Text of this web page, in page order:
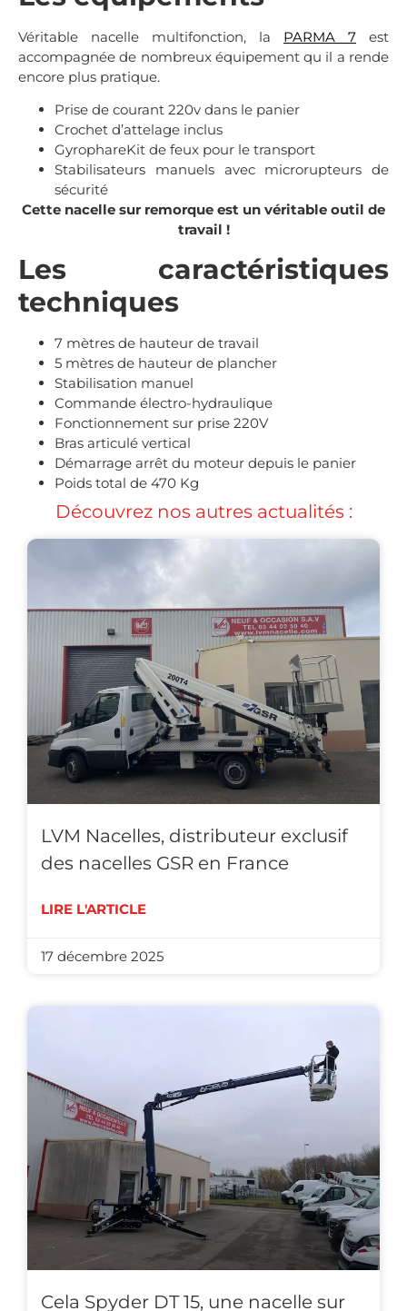
Découvrez nos autres actualités :
LVM Nacelles, distributeur exclusif
des nacelles GSR en France
LIRE L'ARTICLE
17 décembre 2025
Cela Spyder DT 15, une nacelle sur
Véritable nacelle multifonction, la PARMA 7 est
accompagnée de nombreux équipement qu il a rende
encore plus pratique.
Prise de courant 220v dans le panier
Crochet d’attelage inclus
GyrophareKit de feux pour le transport
Stabilisateurs manuels avec microrupteurs de
sécurité
Cette nacelle sur remorque est un véritable outil de
travail !
Les caractéristiques
techniques
7 mètres de hauteur de travail
5 mètres de hauteur de plancher
Stabilisation manuel
Commande électro-hydraulique
Fonctionnement sur prise 220V
Bras articulé vertical
Démarrage arrêt du moteur depuis le panier
Poids total de 470 Kg